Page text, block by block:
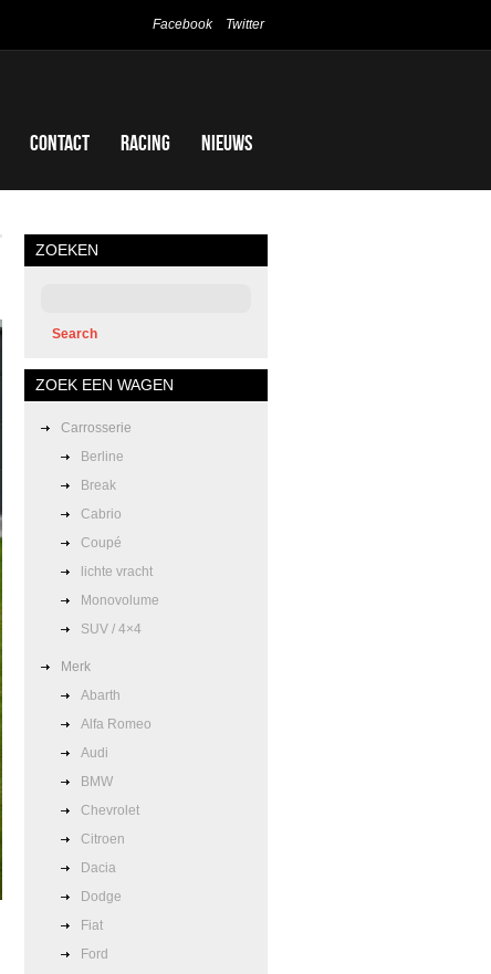
Contact Racing Nieuws
Facebook Twitter
ZOEKEN
ZOEK EEN WAGEN
Carrosserie
Berline
Break
Cabrio
Coupé
lichte vracht
Monovolume
SUV / 4×4
Merk
Abarth
Alfa Romeo
Audi
BMW
Chevrolet
Citroen
Dacia
Dodge
Fiat
Ford